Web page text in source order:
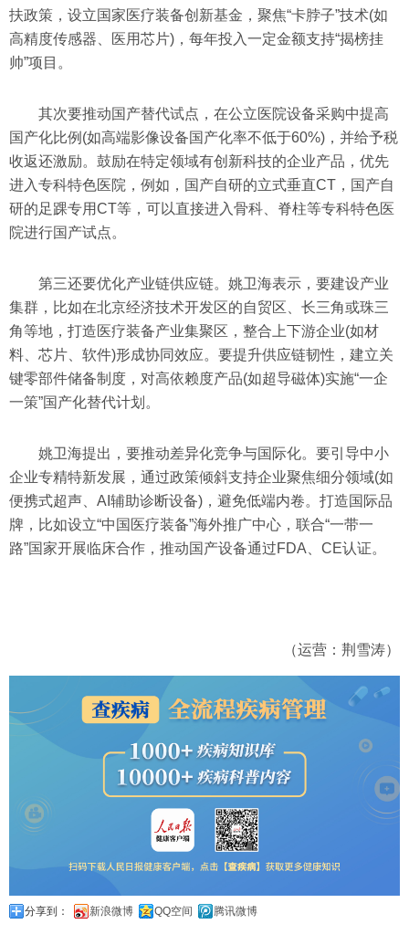
扶政策，设立国家医疗装备创新基金，聚焦“卡脖子”技术(如
高精度传感器、医用芯片)，每年投入一定金额支持“揭榜挂
帅”项目。
其次要推动国产替代试点，在公立医院设备采购中提高
国产化比例(如高端影像设备国产化率不低于60%)，并给予税
收返还激励。鼓励在特定领域有创新科技的企业产品，优先
进入专科特色医院，例如，国产自研的立式垂直CT，国产自
研的足踝专用CT等，可以直接进入骨科、脊柱等专科特色医
院进行国产试点。
第三还要优化产业链供应链。姚卫海表示，要建设产业
集群，比如在北京经济技术开发区的自贸区、长三角或珠三
角等地，打造医疗装备产业集聚区，整合上下游企业(如材
料、芯片、软件)形成协同效应。要提升供应链韧性，建立关
键零部件储备制度，对高依赖度产品(如超导磁体)实施“一企
一策”国产化替代计划。
姚卫海提出，要推动差异化竞争与国际化。要引导中小
企业专精特新发展，通过政策倾斜支持企业聚焦细分领域(如
便携式超声、AI辅助诊断设备)，避免低端内卷。打造国际品
牌，比如设立“中国医疗装备”海外推广中心，联合“一带一
路”国家开展临床合作，推动国产设备通过FDA、CE认证。
（运营：荆雪涛）
分享到： 新浪微博 QQ空间 腾讯微博